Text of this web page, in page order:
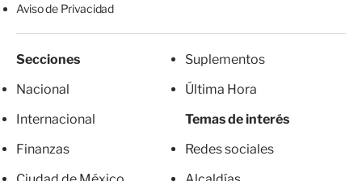
Aviso de Privacidad
Secciones
Nacional
Internacional
Finanzas
Suplementos
Última Hora
Temas de interés
Redes sociales